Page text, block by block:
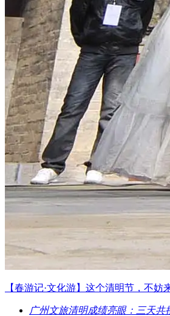
【春游记·文化游】这个清明节，不妨
广州文旅清明成绩亮眼：三天共